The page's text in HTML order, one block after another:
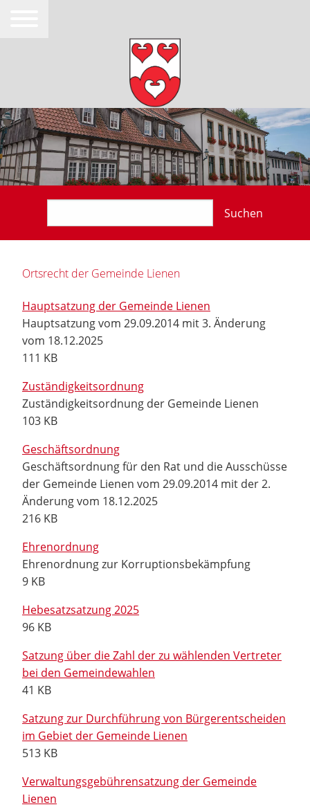
Suchen
Ortsrecht der Gemeinde Lienen
Hauptsatzung der Gemeinde Lienen
Hauptsatzung vom 29.09.2014 mit 3. Änderung
vom 18.12.2025
111 KB
Zuständigkeitsordnung
Zuständigkeitsordnung der Gemeinde Lienen
103 KB
Geschäftsordnung
Geschäftsordnung für den Rat und die Ausschüsse
der Gemeinde Lienen vom 29.09.2014 mit der 2.
Änderung vom 18.12.2025
216 KB
Ehrenordnung
Ehrenordnung zur Korruptionsbekämpfung
9 KB
Hebesatzsatzung 2025
96 KB
Satzung über die Zahl der zu wählenden Vertreter
bei den Gemeindewahlen
41 KB
Satzung zur Durchführung von Bürgerentscheiden
im Gebiet der Gemeinde Lienen
513 KB
Verwaltungsgebührensatzung der Gemeinde
Lienen